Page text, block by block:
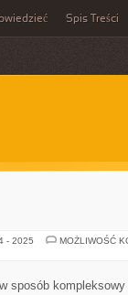
Spis Treści
- 2025
MOŻLIWOŚĆ
sposób